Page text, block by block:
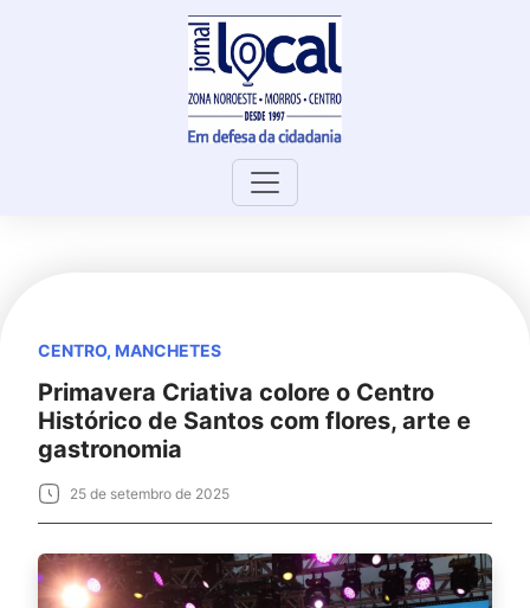
CENTRO, MANCHETES
Primavera Criativa colore o Centro
Histórico de Santos com flores, arte e
gastronomia
25 de setembro de 2025